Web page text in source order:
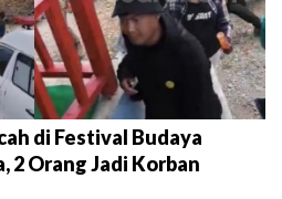
di Festival Budaya
2 Orang Jadi Korban